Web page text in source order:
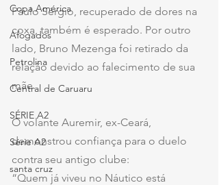
Copa América
Afogados
Petrolina
Central de Caruaru
SÉRIE A2
Série A2
santa cruz
Paulo Sérgio, recuperado de dores na
coxa, também é esperado. Por outro
lado, Bruno Mezenga foi retirado da
relação devido ao falecimento de sua
mãe.
O volante Auremir, ex-Ceará,
demonstrou confiança para o duelo
contra seu antigo clube:
“Quem já viveu no Náutico está